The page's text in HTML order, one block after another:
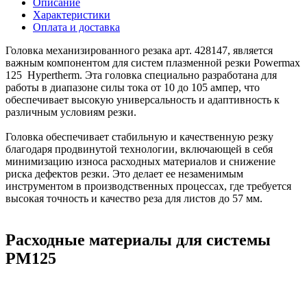
Характеристики
Оплата и доставка
Головка механизированного резака арт. 428147, является
важным компонентом для систем плазменной резки Powermax
125 Hypertherm. Эта головка специально разработана для
работы в диапазоне силы тока от 10 до 105 ампер, что
обеспечивает высокую универсальность и адаптивность к
различным условиям резки.
Головка обеспечивает стабильную и качественную резку
благодаря продвинутой технологии, включающей в себя
минимизацию износа расходных материалов и снижение
риска дефектов резки. Это делает ее незаменимым
инструментом в производственных процессах, где требуется
высокая точность и качество реза для листов до 57 мм.
Расходные материалы для системы
PM125